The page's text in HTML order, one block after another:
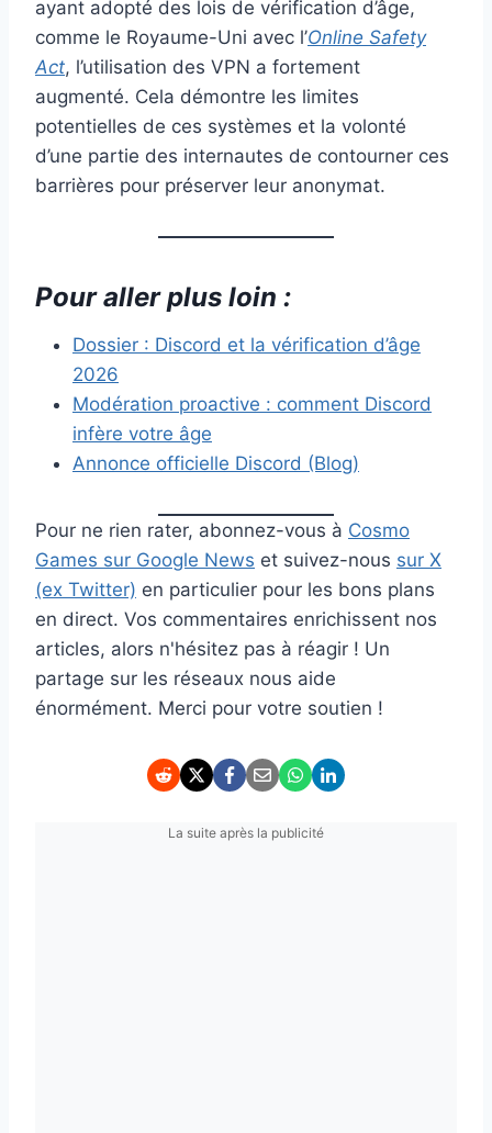
ayant adopté des lois de vérification d’âge,
comme le Royaume-Uni avec l’Online Safety
Act, l’utilisation des VPN a fortement
augmenté. Cela démontre les limites
potentielles de ces systèmes et la volonté
d’une partie des internautes de contourner ces
barrières pour préserver leur anonymat.
Pour aller plus loin :
Dossier : Discord et la vérification d’âge
2026
Modération proactive : comment Discord
infère votre âge
Annonce officielle Discord (Blog)
Pour ne rien rater, abonnez-vous à Cosmo
Games sur Google News et suivez-nous sur X
(ex Twitter) en particulier pour les bons plans
en direct. Vos commentaires enrichissent nos
articles, alors n'hésitez pas à réagir ! Un
partage sur les réseaux nous aide
énormément. Merci pour votre soutien !
La suite après la publicité